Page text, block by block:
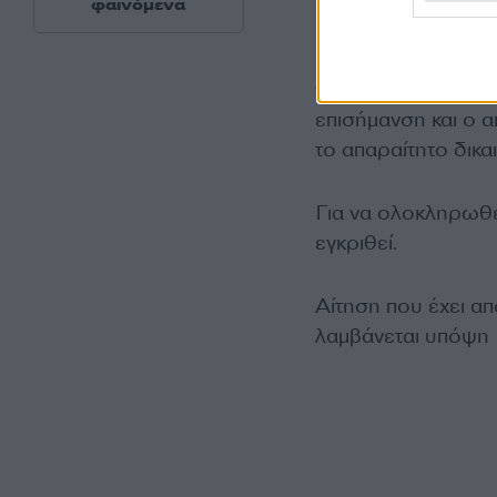
Εάν
επισήμανση και ο
το απαραίτητο
Για να
εγκριθεί.
Αίτηση που έχει
λαμβάνεται υπόψη
φαινόμενα